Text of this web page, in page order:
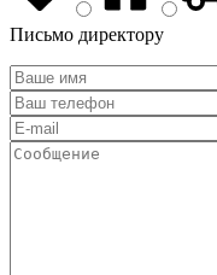
Письмо директору